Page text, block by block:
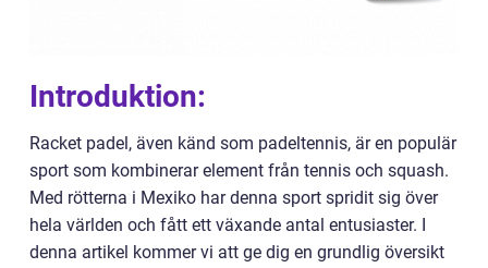
Introduktion:
Racket padel, även känd som padeltennis, är en populär
sport som kombinerar element från tennis och squash.
Med rötterna i Mexiko har denna sport spridit sig över
hela världen och fått ett växande antal entusiaster. I
denna artikel kommer vi att ge dig en grundlig översikt